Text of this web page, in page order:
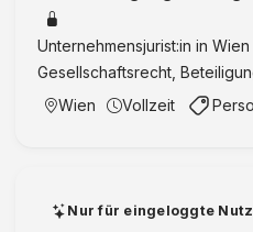
Unternehmensjurist:in in
Gesellschaftsrecht,
Kapitalmarktregulierung und
Wien Vollzeit
Nur für eingeloggte